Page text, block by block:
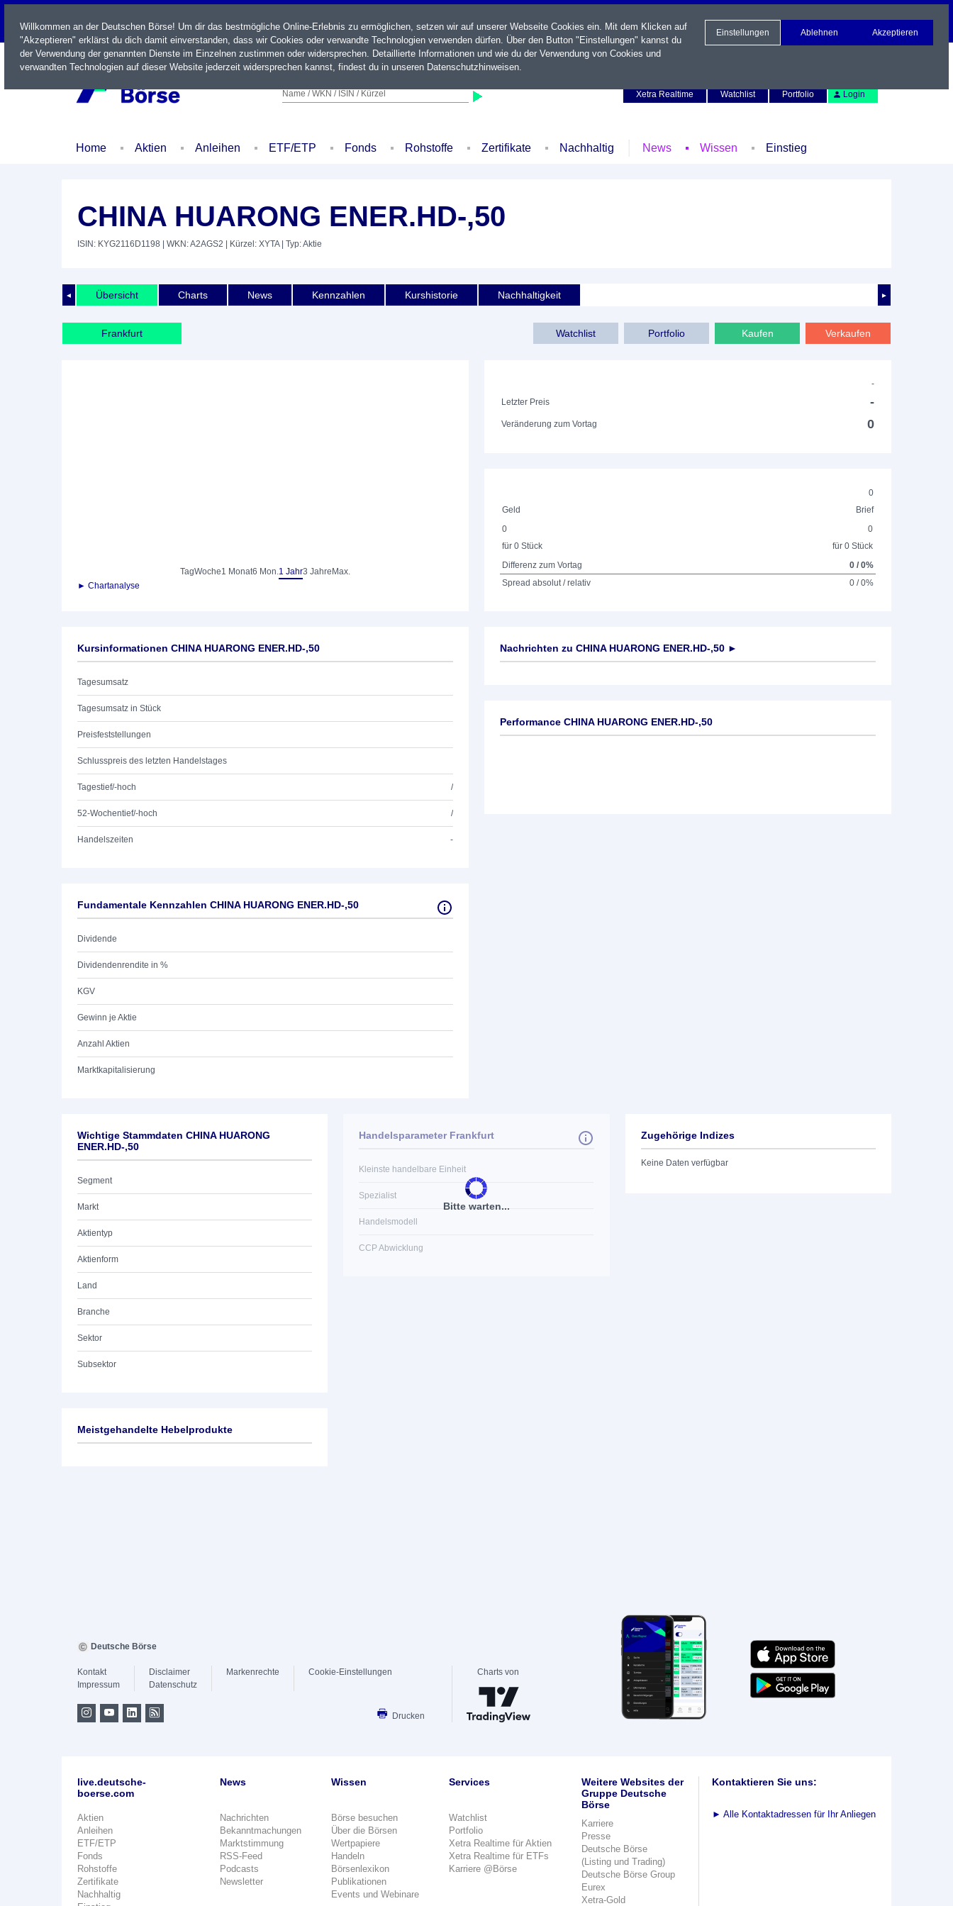
LIVE
Name / WKN / ISIN / Kürzel
Xetra Realtime
Watchlist Portfolio Login
Home Aktien Anleihen ETF/ETP Fonds Rohstoffe Zertifikate Nachhaltig News Wissen Einstieg
CHINA HUARONG ENER.HD-,50
ISIN: KYG2116D1198 | WKN: A2AGS2 | Kürzel: XYTA| Typ: Aktie
◄ ►
Übersicht Charts News Kennzahlen Kurshistorie Nachhaltigkeit
Frankfurt Watchlist Portfolio Kaufen Verkaufen
TagWoche1 Monat6 Mon.1 Jahr3 Jahre Max.
► Chartanalyse
-
Letzter Preis
-
Veränderung zum Vortag 0
0
Geld
Brief
0
für 0 Stück
0
für 0 Stück
Differenz zum Vortag
0 / 0%
Spread absolut / relativ
0 / 0%
Kursinformationen CHINA HUARONG ENER.HD-,50
Tagesumsatz
Tagesumsatz in Stück
Preisfeststellungen
Schlusspreis des letzten Handelstages
Tagestief/-hoch /
52-Wochentief/-hoch /
Handelszeiten -
Fundamentale Kennzahlen CHINA HUARONG ENER.HD-,50
Dividende
Dividendenrendite in %
KGV
Gewinn je Aktie
Anzahl Aktien
Marktkapitalisierung
Nachrichten zu CHINA HUARONG ENER.HD-,50 ►
Performance CHINA HUARONG ENER.HD-,50
Wichtige Stammdaten CHINA HUARONG
ENER.HD-,50
Segment
Markt
Aktientyp
Aktienform
Land
Branche
Sektor
Subsektor
Bitte warten...
Handelsparameter Frankfurt
Kleinste handelbare Einheit
Spezialist
Handelsmodell
CCP Abwicklung
Zugehörige Indizes
Keine Daten verfügbar
Meistgehandelte Hebelprodukte
Willkommen an der Deutschen Börse! Um dir das bestmögliche Online-Erlebnis zu ermöglichen, setzen wir auf unserer Webseite Cookies ein. Mit dem Klicken auf
"Akzeptieren" erklärst du dich damit einverstanden, dass wir Cookies oder verwandte Technologien verwenden dürfen. Über den Button "Einstellungen" kannst du
der Verwendung der genannten Dienste im Einzelnen zustimmen oder widersprechen. Detaillierte Informationen und wie du der Verwendung von Cookies und
verwandten Technologien auf dieser Website jederzeit widersprechen kannst, findest du in unseren Datenschutzhinweisen.
Einstellungen Ablehnen Akzeptieren
Deutsche Börse
Kontakt
Impressum
Disclaimer
Datenschutz
Markenrechte Cookie-Einstellungen
Drucken
Charts von
live.deutsche-
boerse.com
Aktien
Anleihen
ETF/ETP
Fonds
Rohstoffe
Zertifikate
Nachhaltig
News
Nachrichten
Bekanntmachungen
Marktstimmung
RSS-Feed
Podcasts
Newsletter
Wissen
Börse besuchen
Über die Börsen
Wertpapiere
Handeln
Börsenlexikon
Publikationen
Events und Webinare
Services
Watchlist
Portfolio
Xetra Realtime für Aktien
Xetra Realtime für ETFs
Karriere @Börse
Weitere Websites der
Gruppe Deutsche
Börse
Karriere
Presse
Deutsche Börse
(Listing und Trading)
Deutsche Börse Group
Eurex
Xetra-Gold
Kontaktieren Sie uns:
► Alle Kontaktadressen für Ihr Anliegen